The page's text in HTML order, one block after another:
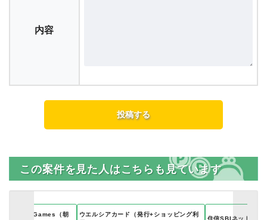
内容
この案件を見た人はこちらも見ています
Games（朝
ウエルシアカード（発行+ショッピング利